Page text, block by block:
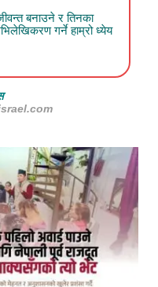
बनाउने र तिनका
गर्ने हाम्रो ध्येय